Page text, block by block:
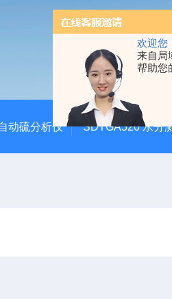
欢迎您
来自局
帮助您
动硫分析仪 SDTGA520 水分